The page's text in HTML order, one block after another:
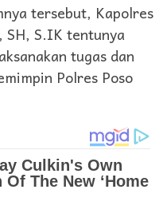
tersebut, Kapolres
SH, S.IK tentunya
tugas dan
Polres Poso